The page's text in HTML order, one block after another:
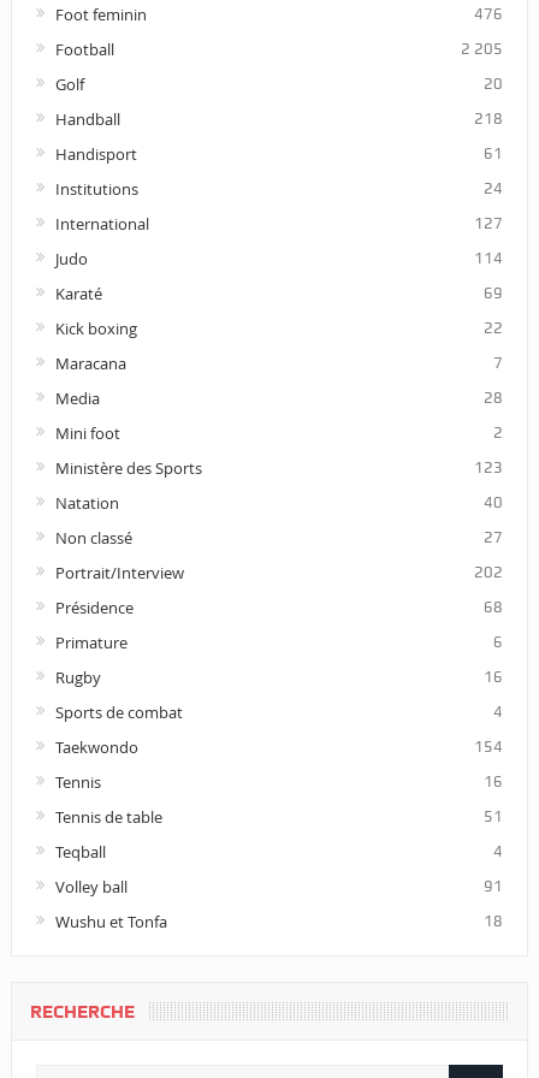
Foot feminin 476
Football 2 205
Golf 20
Handball 218
Handisport 61
Institutions 24
International 127
Judo 114
Karaté 69
Kick boxing 22
Maracana 7
Media 28
Mini foot 2
Ministère des Sports 123
Natation 40
Non classé 27
Portrait/Interview 202
Présidence 68
Primature 6
Rugby 16
Sports de combat 4
Taekwondo 154
Tennis 16
Tennis de table 51
Teqball 4
Volley ball 91
Wushu et Tonfa 18
RECHERCHE